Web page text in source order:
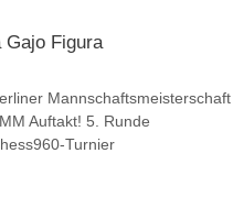
Gajo Figura
Mannschaftsmeisterschaft
Auftakt! 5. Runde
Turnier